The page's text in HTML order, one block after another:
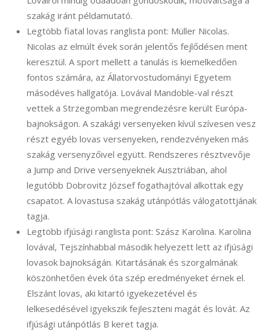
szakág iránt példamutató.
Legtöbb fiatal lovas ranglista pont: Müller Nicolas.
Nicolas az elmúlt évek során jelentős fejlődésen ment
keresztül. A sport mellett a tanulás is kiemelkedően
fontos számára, az Állatorvostudományi Egyetem
másodéves hallgatója. Lovával Mandoble-val részt
vettek a Strzegomban megrendezésre került Európa-
bajnokságon. A szakági versenyeken kívül szívesen vesz
részt egyéb lovas versenyeken, rendezvényeken más
szakág versenyzőivel együtt. Rendszeres résztvevője
a Jump and Drive versenyeknek Ausztriában, ahol
legutóbb Dobrovitz József fogathajtóval alkottak egy
csapatot. A lovastusa szakág utánpótlás válogatottjának
tagja.
Legtöbb ifjúsági ranglista pont: Szász Karolina. Karolina
lovával, Tejszínhabbal második helyezett lett az ifjúsági
lovasok bajnokságán. Kitartásának és szorgalmának
köszönhetően évek óta szép eredményeket érnek el.
Elszánt lovas, aki kitartó igyekezetével és
lelkesedésével igyekszik fejleszteni magát és lovát. Az
ifjúsági utánpótlás B keret tagja.